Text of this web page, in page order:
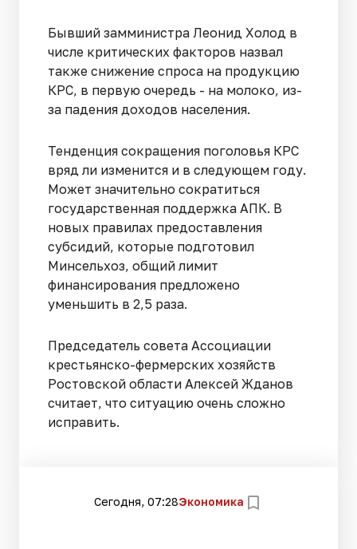
Бывший замминистра Леонид Холод в
числе критических факторов назвал
также снижение спроса на продукцию
КРС, в первую очередь - на молоко, из-
за падения доходов населения.
Тенденция сокращения поголовья КРС
вряд ли изменится и в следующем году.
Может значительно сократиться
государственная поддержка АПК. В
новых правилах предоставления
субсидий, которые подготовил
Минсельхоз, общий лимит
финансирования предложено
уменьшить в 2,5 раза.
Председатель совета Ассоциации
крестьянско-фермерских хозяйств
Ростовской области Алексей Жданов
считает, что ситуацию очень сложно
исправить.
Сегодня, 07:28Экономика